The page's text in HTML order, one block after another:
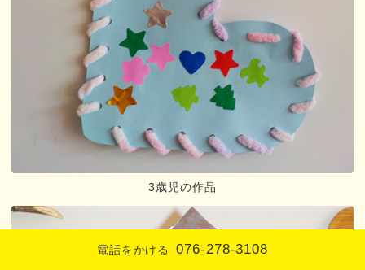
3歳児の作品
電話をかける 076-278-3108